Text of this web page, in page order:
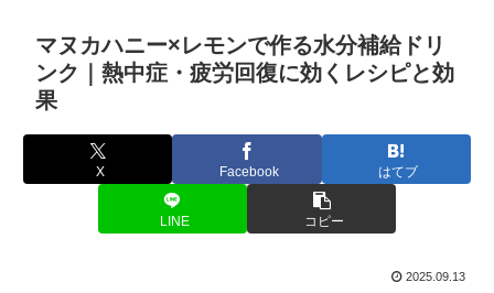
マヌカハニー×レモンで作る水分補給ドリ
ンク｜熱中症・疲労回復に効くレシピと効
果
X Facebook はてブ
LINE コピー
2025.09.13